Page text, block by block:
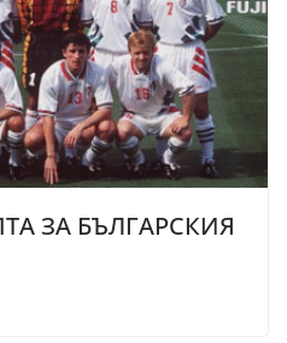
ЗА БЪЛГАРСКИЯ